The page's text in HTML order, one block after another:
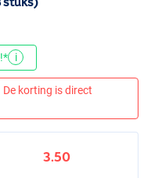
i
korting is direct
3.50